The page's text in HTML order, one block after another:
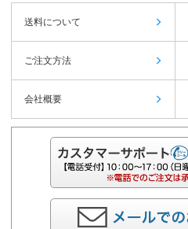
送料について
ご注文方法
会社概要